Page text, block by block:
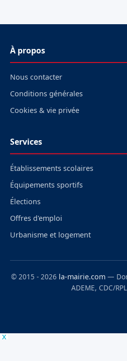
À propos
Nous contacter
Conditions générales
Cookies & vie privée
Services
Établissements scolaires
Équipements sportifs
Élections
Offres d'emploi
Urbanisme et logement
© 2015 - 2026 la-mairie.com —
ADEME, CDC/
x